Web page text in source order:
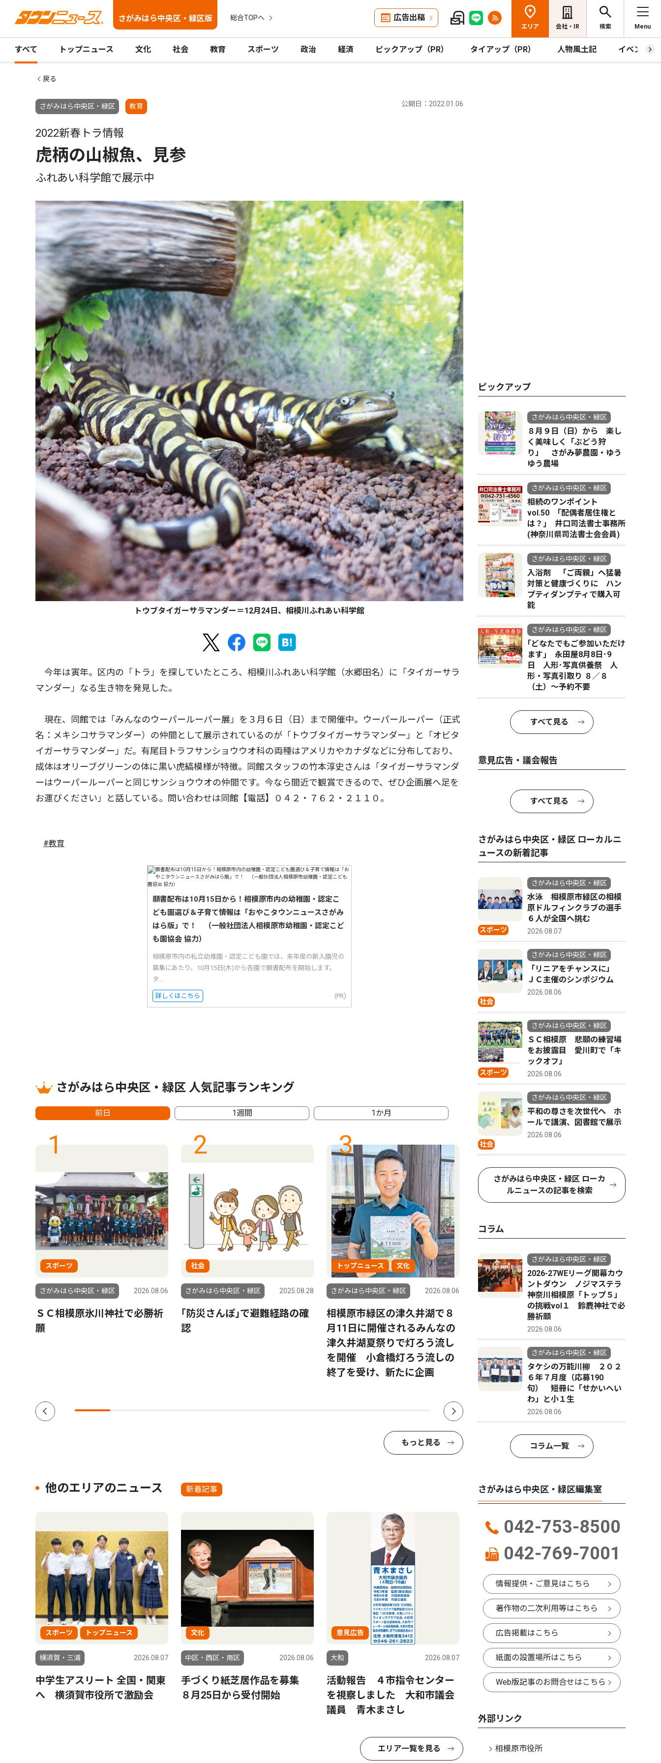
さがみはら中央区・緑区版 総合TOPへ 広告出稿
エリア 会社・IR 検索 Menu
すべて トップニュース 文化 社会 教育 スポーツ 政治 経済 ピックアップ（PR） タイアップ（PR） 人物風土記 イベント
戻る
さがみはら中央区・緑区 教育 公開日：2022.01.06
2022新春トラ情報
虎柄の山椒魚、見参
ふれあい科学館で展示中
トウブタイガーサラマンダー＝12月24日、相模川ふれあい科学館
今年は寅年。区内の「トラ」を探していたところ、相模川ふれあい科学館（水郷田名）に「タイガーサラ
マンダー」なる生き物を発見した。
現在、同館では「みんなのウーパールーパー展」を３月６日（日）まで開催中。ウーパールーパー（正式
名：メキシコサラマンダー）の仲間として展示されているのが「トウブタイガーサラマンダー」と「オビタ
イガーサラマンダー」だ。有尾目トラフサンショウウオ科の両種はアメリカやカナダなどに分布しており、
成体はオリーブグリーンの体に黒い虎縞模様が特徴。同館スタッフの竹本淳史さんは「タイガーサラマンダ
ーはウーパールーパーと同じサンショウウオの仲間です。今なら間近で観賞できるので、ぜひ企画展へ足を
お運びください」と話している。問い合わせは同館【電話】０４２・７６２・２１１０。
#教育
願書配布は10月15日から！相模原市内の幼稚園・認定こ
ども園選び＆子育て情報は「おやこタウンニュースさがみ
はら版」で！ （一般社団法人相模原市幼稚園・認定こど
も園協会 協力）
相模原市内の私立幼稚園・認定こども園では、来年度の新入園児の
募集にあたり、10月15日(木)から各園で願書配布を開始します。
タ...
詳しくはこちら (PR)
さがみはら中央区・緑区 人気記事ランキング
前日 1週間 1か月
1
スポーツ
さがみはら中央区・緑区 2026.08.06
ＳＣ相模原氷川神社で必勝祈
願
2
社会
さがみはら中央区・緑区 2025.08.28
｢防災さんぽ｣で避難経路の確
認
3
トップニュース 文化
さがみはら中央区・緑区 2026.08.06
相模原市緑区の津久井湖で８
月11日に開催されるみんなの
津久井湖夏祭りで灯ろう流し
を開催 小倉橋灯ろう流しの
終了を受け、新たに企画
4
コラム
さがみはら中央区・緑区 2026.08.06
今月はこの逸品！考古市宝
展 見上げる土偶？（期間
8/1〜8/30）
もっと見る
他のエリアのニュース 新着記事
スポーツ トップニュース
横須賀・三浦 2026.08.07
中学生アスリート 全国・関東
へ 横須賀市役所で激励会
文化
中区・西区・南区 2026.08.06
手づくり紙芝居作品を募集
８月25日から受付開始
意見広告
大和 2026.08.07
活動報告 ４市指令センター
を視察しました 大和市議会
議員 青木まさし
エリア一覧を見る
ピックアップ
さがみはら中央区・緑区
８月９日（日）から 楽し
く美味しく「ぶどう狩
り」 さがみ夢農園・ゆう
ゆう農場
さがみはら中央区・緑区
相続のワンポイント
vol.50 ｢配偶者居住権と
は？｣ 井口司法書士事務所
(神奈川県司法書士会会員)
さがみはら中央区・緑区
入浴剤 「ご両親」へ猛暑
対策と健康づくりに ハン
プティダンプティで購入可
能
さがみはら中央区・緑区
｢どなたでもご参加いただけ
ます｣ 永田屋8月8日･9
日 人形･写真供養祭 人
形・写真引取り ８／８
（土）〜予約不要
すべて見る
意見広告・議会報告
すべて見る
さがみはら中央区・緑区 ローカルニ
ュースの新着記事
スポーツ
さがみはら中央区・緑区
水泳 相模原市緑区の相模
原ドルフィンクラブの選手
６人が全国へ挑む
2026.08.07
社会
さがみはら中央区・緑区
「リニアをチャンスに」
ＪＣ主催のシンポジウム
2026.08.06
スポーツ
さがみはら中央区・緑区
ＳＣ相模原 悲願の練習場
をお披露目 愛川町で「キ
ックオフ」
2026.08.06
社会
さがみはら中央区・緑区
平和の尊さを次世代へ ホ
ールで講演、図書館で展示
2026.08.06
さがみはら中央区・緑区 ローカ
ルニュースの記事を検索
コラム
さがみはら中央区・緑区
2026-27WEリーグ開幕カウ
ントダウン ノジマステラ
神奈川相模原「トップ５」
の挑戦vol１ 鈴鹿神社で必
勝祈願
2026.08.06
さがみはら中央区・緑区
タケシの万能川柳 ２０２
６年７月度（応募190
句） 短冊に「せかいへい
わ」と小１生
2026.08.06
コラム一覧
さがみはら中央区・緑区編集室
042-753-8500
042-769-7001
情報提供・ご意見はこちら
著作物の二次利用等はこちら
広告掲載はこちら
紙面の設置場所はこちら
Web版記事のお問合せはこちら
外部リンク
相模原市役所